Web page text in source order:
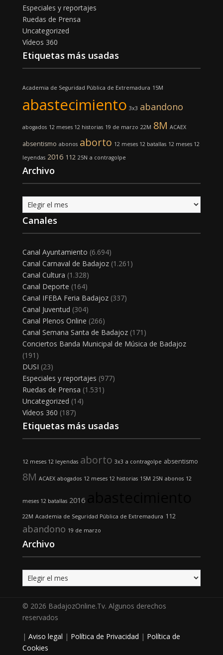
Especiales y reportajes
Ruedas de Prensa
Uncategorized
Vídeos 360
Etiquetas más usadas
Academia de Seguridad Pública de Extremadura 15M
abastecimiento 3x3 abandono
abogados 12 meses 12 historias 19 de marzo 22M 8M ACAEX
absentismo abonos aborto 12 meses 12 batallas 12 meses 12
leyendas 2016 112 25N a contragolpe
Archivo
Archivo
Canales
Canal Ayuntamiento (6.694)
Canal Carnaval de Badajoz(1.261)
Canal Cultura (1.328)
Canal Deporte (164)
Canal IFEBA Feria Badajoz(337)
Canal Juventud (304)
Canal Plenos Online (266)
Canal Semana Santa de Badajoz(171)
Conciertos Banda Municipal de Música de Badajoz
(191)
DUSI (23)
Especiales y reportajes (977)
Ruedas de Prensa (1.531)
Uncategorized (14)
Vídeos 360 (187)
Etiquetas más usadas
12 meses 12 leyendas aborto 3x3 a contragolpe absentismo
8M ACAEX abogados 12 meses 12 historias 15M 25N abonos 12
meses 12 batallas 2016
22M Academia de Seguridad Pública de Extremadura 112
abandono 19 de marzo
Archivo
Archivo
© 2026 BadajozOnline.Tv. Algunos derechos
reservados
| Aviso legal | Política de Privacidad | Política de
Cookies